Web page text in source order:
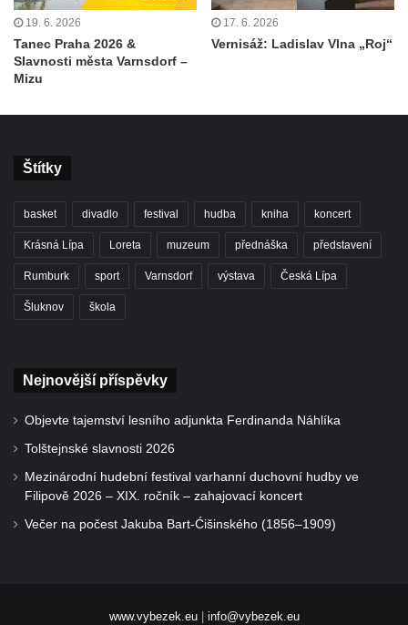
19. 6. 2026
Tanec Praha 2026 &
Slavnosti města Varnsdorf –
Mizu
17. 6. 2026
Vernisáž: Ladislav Vlna „Roj“
Štítky
basket divadlo festival hudba kniha koncert
Krásná Lípa Loreta muzeum přednáška představení
Rumburk sport Varnsdorf výstava Česká Lípa
Šluknov škola
Nejnovější příspěvky
Objevte tajemství lesního adjunkta Ferdinanda Náhlíka
Tolštejnské slavnosti 2026
Mezinárodní hudební festival varhanní duchovní hudby ve
Filipově 2026 – XIX. ročník – zahajovací koncert
Večer na počest Jakuba Bart-Ćišinského (1856–1909)
www.vybezek.eu| info@vybezek.eu